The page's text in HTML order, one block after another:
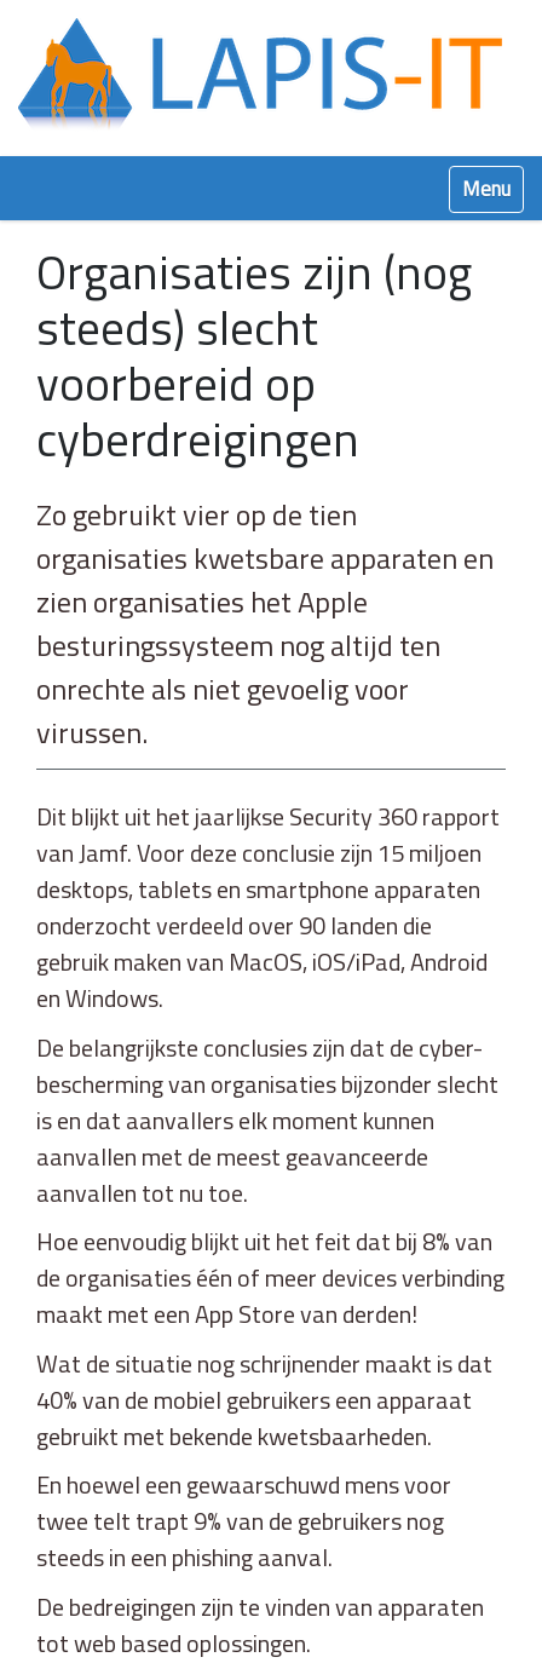
Klap
Organisaties zijn (nog
steeds) slecht
voorbereid op
cyberdreigingen
Zo gebruikt vier op de tien
organisaties kwetsbare apparaten en
zien organisaties het Apple
besturingssysteem nog altijd ten
onrechte als niet gevoelig voor
virussen.
Dit blijkt uit het jaarlijkse Security 360 rapport
van Jamf. Voor deze conclusie zijn 15 miljoen
desktops, tablets en smartphone apparaten
onderzocht verdeeld over 90 landen die
gebruik maken van MacOS, iOS/iPad, Android
en Windows.
De belangrijkste conclusies zijn dat de cyber-
bescherming van organisaties bijzonder slecht
is en dat aanvallers elk moment kunnen
aanvallen met de meest geavanceerde
aanvallen tot nu toe.
Hoe eenvoudig blijkt uit het feit dat bij 8% van
de organisaties één of meer devices verbinding
maakt met een App Store van derden!
Wat de situatie nog schrijnender maakt is dat
40% van de mobiel gebruikers een apparaat
gebruikt met bekende kwetsbaarheden.
En hoewel een gewaarschuwd mens voor
twee telt trapt 9% van de gebruikers nog
steeds in een phishing aanval.
De bedreigingen zijn te vinden van apparaten
tot web based oplossingen.